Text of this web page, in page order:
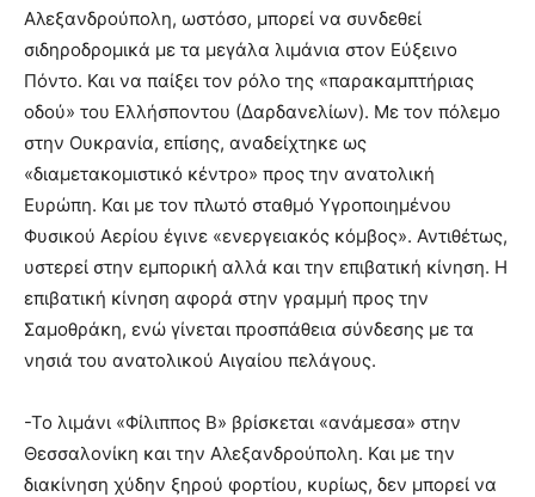
Αλεξανδρούπολη, ωστόσο, μπορεί να συνδεθεί
σιδηροδρομικά με τα μεγάλα λιμάνια στον Εύξεινο
Πόντο. Και να παίξει τον ρόλο της «παρακαμπτήριας
οδού» του Ελλήσποντου (Δαρδανελίων). Με τον πόλεμο
στην Ουκρανία, επίσης, αναδείχτηκε ως
«διαμετακομιστικό κέντρο» προς την ανατολική
Ευρώπη. Και με τον πλωτό σταθμό Υγροποιημένου
Φυσικού Αερίου έγινε «ενεργειακός κόμβος». Αντιθέτως,
υστερεί στην εμπορική αλλά και την επιβατική κίνηση. Η
επιβατική κίνηση αφορά στην γραμμή προς την
Σαμοθράκη, ενώ γίνεται προσπάθεια σύνδεσης με τα
νησιά του ανατολικού Αιγαίου πελάγους.
-Το λιμάνι «Φίλιππος Β» βρίσκεται «ανάμεσα» στην
Θεσσαλονίκη και την Αλεξανδρούπολη. Και με την
διακίνηση χύδην ξηρού φορτίου, κυρίως, δεν μπορεί να